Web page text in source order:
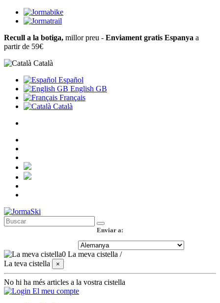
Recull a la botiga, millor preu - Enviament gratis Espanya a
partir de 59€
Català
Español
English GB
Français
Català
Enviar a:
0 La meva cistella /
La teva cistella
×
No hi ha més articles a la vostra cistella
El meu compte